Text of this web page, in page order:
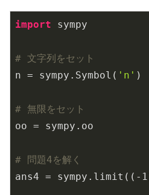
import sympy
# 文字列をセット
n = sympy.Symbol( 'n' )
# 無限をセット
oo = sympy.oo
# 問題4を解く
ans4 = sympy.limit(( -1